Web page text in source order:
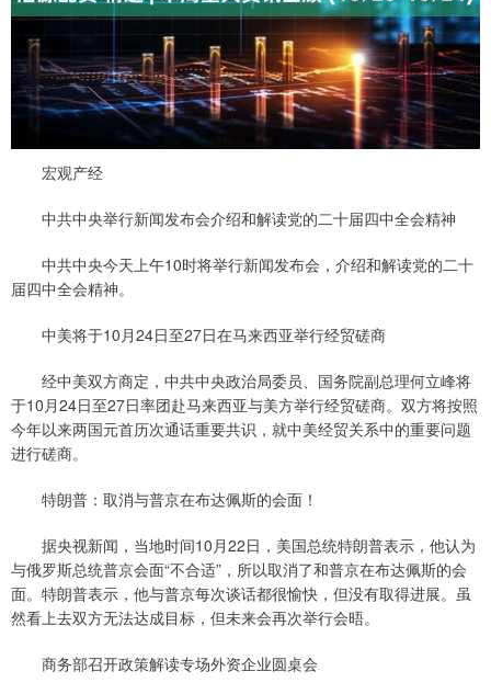
宏观产经
中共中央举行新闻发布会介绍和解读党的二十届四中全会精神
中共中央今天上午10时将举行新闻发布会，介绍和解读党的二十
届四中全会精神。
中美将于10月24日至27日在马来西亚举行经贸磋商
经中美双方商定，中共中央政治局委员、国务院副总理何立峰将
于10月24日至27日率团赴马来西亚与美方举行经贸磋商。双方将按照
今年以来两国元首历次通话重要共识，就中美经贸关系中的重要问题
进行磋商。
特朗普：取消与普京在布达佩斯的会面！
据央视新闻，当地时间10月22日，美国总统特朗普表示，他认为
与俄罗斯总统普京会面“不合适”，所以取消了和普京在布达佩斯的会
面。特朗普表示，他与普京每次谈话都很愉快，但没有取得进展。虽
然看上去双方无法达成目标，但未来会再次举行会晤。
商务部召开政策解读专场外资企业圆桌会